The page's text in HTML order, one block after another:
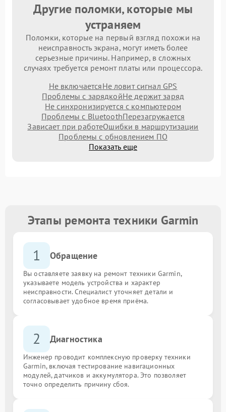
Другие поломки, которые мы
устраняем
Поломки, которые на первый взгляд похожи на
неисправность экрана, могут иметь более
серьезные причины. Например, в сложных
случаях требуется ремонт платы или процессора.
Не включаетсяНе ловит сигнал GPS
Проблемы с зарядкойНе держит заряд
Не синхронизируется с компьютером
Проблемы с BluetoothПерезагружается
Зависает при работеОшибки в маршрутизации
Проблемы с обновлением ПО
Показать еще
Этапы ремонта техники Garmin
1 Обращение
Вы оставляете заявку на ремонт техники Garmin,
указываете модель устройства и характер
неисправности. Специалист уточняет детали и
согласовывает удобное время приёма.
2 Диагностика
Инженер проводит комплексную проверку техники
Garmin, включая тестирование навигационных
модулей, датчиков и аккумулятора. Это позволяет
точно определить причину сбоя.